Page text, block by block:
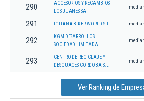
290
ACCESORIOS Y RECAMBIOS
LOS JUANES SA
291 IGUANA BIKER WORLD S.L.
292
KGM DESARROLLOS
SOCIEDAD LIMITADA.
293
CENTRO DE RECICLAJE Y
DESGUACES CORDOBA S.L.
Ver Ranking de